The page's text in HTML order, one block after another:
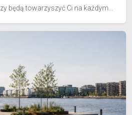
będą towarzyszyć Ci na każdym...